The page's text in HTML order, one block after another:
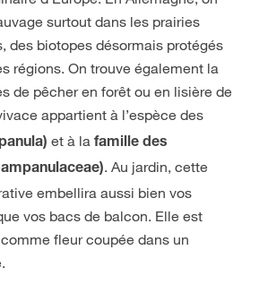
surtout dans les prairies
des biotopes désormais protégés
régions. On trouve également la
de pêcher en forêt ou en lisière de
appartient à l’espèce des
et à la famille des
. Au jardin, cette
embellira aussi bien vos
vos bacs de balcon. Elle est
fleur coupée dans un